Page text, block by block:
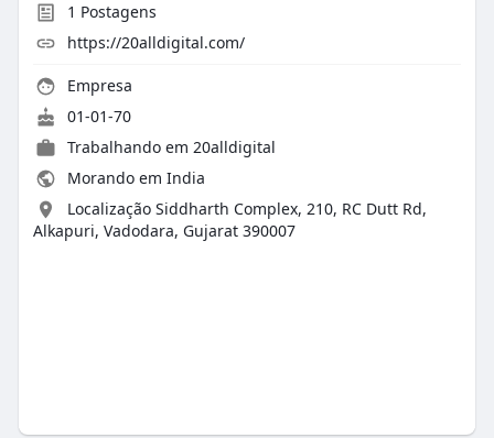
1 Postagens
https://20alldigital.com/
Empresa
01-01-70
Trabalhando em 20alldigital
Morando em India
Localização Siddharth Complex, 210, RC Dutt Rd,
Alkapuri, Vadodara, Gujarat 390007